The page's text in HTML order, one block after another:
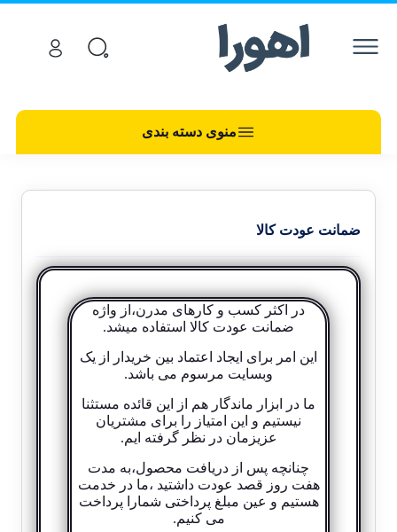
منوی دسته بندی
ضمانت عودت کالا
در اکثر کسب و کارهای مدرن،از واژه
ضمانت عودت کالا استفاده میشد.
این امر برای ایجاد اعتماد بین خریدار از یک
وبسایت مرسوم می باشد.
ما در ابزار ماندگار هم از این قائده مستثنا
نیستیم و این امتیاز را برای مشتریان
عزیزمان در نظر گرفته ایم.
چنانچه پس از دریافت محصول،به مدت
هفت روز قصد عودت داشتید ،ما در خدمت
هستیم و عین مبلغ پرداختی شمارا پرداخت
می کنیم.